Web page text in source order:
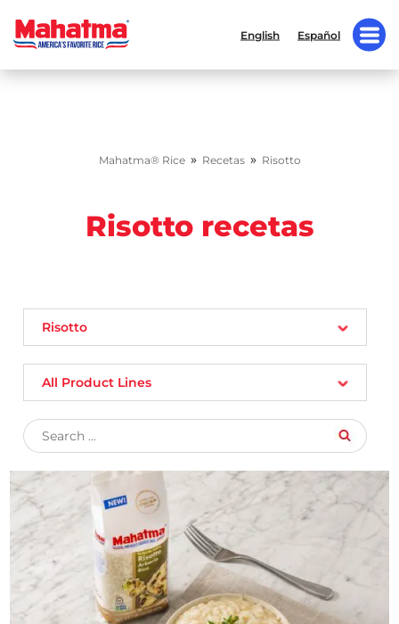
English Español
Mahatma® Rice » Recetas » Risotto
Risotto recetas